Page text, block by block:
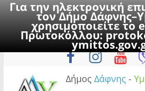
Για την ηλεκτρονική
τον Δήμο
χρησιμοποιείτε το
Πρωτοκόλλου:
to
Κυριακή, 9 Αυγούστου
Δήμος Δάφνης -